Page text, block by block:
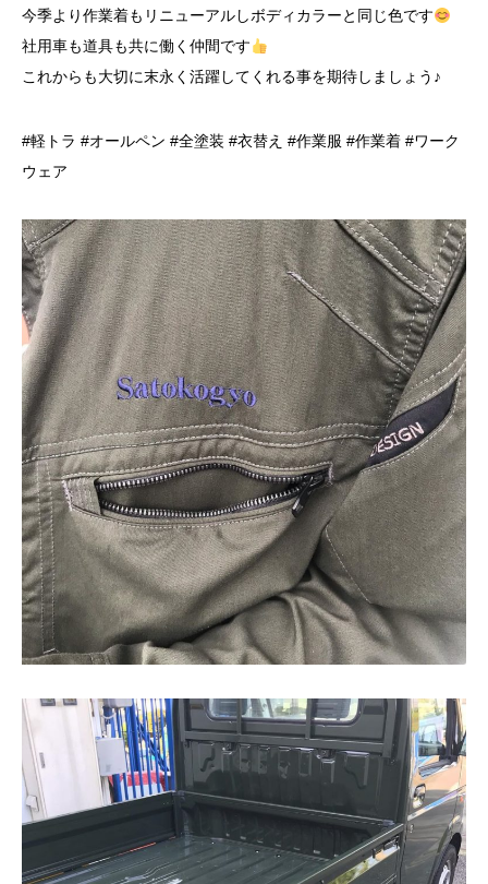
今季より作業着もリニューアルしボディカラーと同じ色です
社用車も道具も共に働く仲間です
これからも大切に末永く活躍してくれる事を期待しましょう♪
#軽トラ #オールペン #全塗装 #衣替え #作業服 #作業着 #ワーク
ウェア